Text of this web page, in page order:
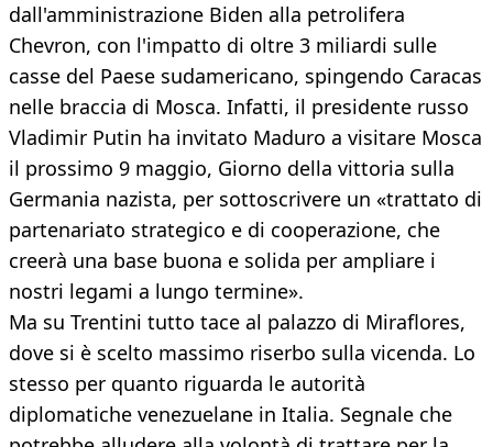
dall'amministrazione Biden alla petrolifera
Chevron, con l'impatto di oltre 3 miliardi sulle
casse del Paese sudamericano, spingendo Caracas
nelle braccia di Mosca. Infatti, il presidente russo
Vladimir Putin ha invitato Maduro a visitare Mosca
il prossimo 9 maggio, Giorno della vittoria sulla
Germania nazista, per sottoscrivere un «trattato di
partenariato strategico e di cooperazione, che
creerà una base buona e solida per ampliare i
nostri legami a lungo termine».
Ma su Trentini tutto tace al palazzo di Miraflores,
dove si è scelto massimo riserbo sulla vicenda. Lo
stesso per quanto riguarda le autorità
diplomatiche venezuelane in Italia. Segnale che